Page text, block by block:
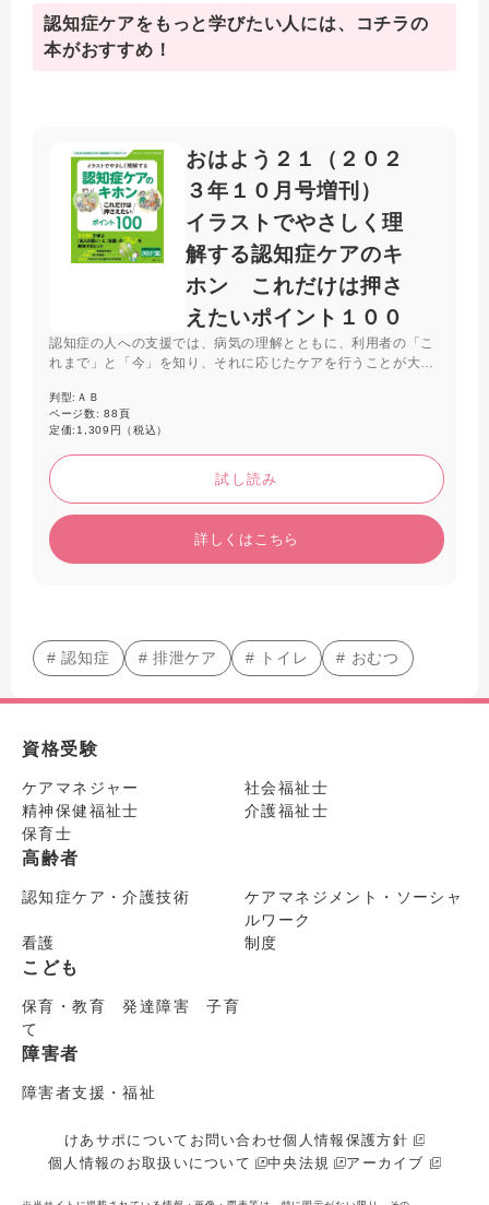
認知症ケアをもっと学びたい人には、コチラの
本がおすすめ！
おはよう２１（２０２
３年１０月号増刊）
イラストでやさしく理
解する認知症ケアのキ
ホン これだけは押さ
えたいポイント１００
認知症の人への支援では、病気の理解とともに、利用者の「こ
れまで」と「今」を知り、それに応じたケアを行うことが大切
く支援を行うという３つのステップで、認知症ケアの基本をわ
かりやすく解説します。
判型: ＡＢ
ページ数: 88頁
定価: 1,309円（税込）
試し読み
詳しくはこちら
# 認知症 # 排泄ケア # トイレ # おむつ
資格受験
ケアマネジャー
社会福祉士
精神保健福祉士
介護福祉士
保育士
高齢者
認知症ケア・介護技術
ケアマネジメント・ソーシャ
ルワーク
看護
制度
こども
保育・教育 発達障害 子育
て
障害者
障害者支援・福祉
けあサポについて お問い合わせ個人情報保護方針
個人情報のお取扱いについて
中央法規 アーカイブ